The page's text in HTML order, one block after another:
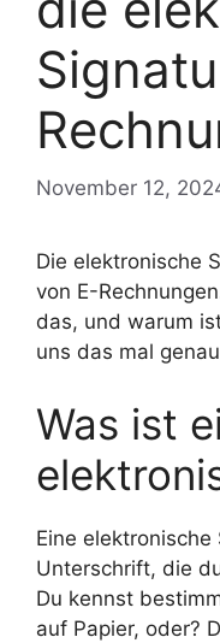
November 12,
Die elektronische
von E-
das, und warum
uns das mal
Was ist
Eine
Unterschrift, die
Du kennst
auf Papier, oder?